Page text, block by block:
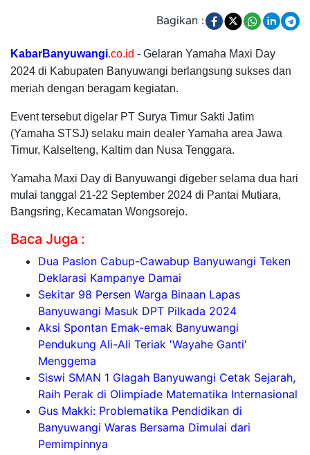
Bagikan :
KabarBanyuwangi.co.id - Gelaran Yamaha Maxi Day
2024 di Kabupaten Banyuwangi berlangsung sukses dan
meriah dengan beragam kegiatan.
Event tersebut digelar PT Surya Timur Sakti Jatim
(Yamaha STSJ) selaku main dealer Yamaha area Jawa
Timur, Kalselteng, Kaltim dan Nusa Tenggara.
Yamaha Maxi Day di Banyuwangi digeber selama dua hari
mulai tanggal 21-22 September 2024 di Pantai Mutiara,
Bangsring, Kecamatan Wongsorejo.
Baca Juga :
Dua Paslon Cabup-Cawabup Banyuwangi Teken
Deklarasi Kampanye Damai
Sekitar 98 Persen Warga Binaan Lapas
Banyuwangi Masuk DPT Pilkada 2024
Aksi Spontan Emak-emak Banyuwangi
Pendukung Ali-Ali Teriak 'Wayahe Ganti'
Menggema
Siswi SMAN 1 Glagah Banyuwangi Cetak Sejarah,
Raih Perak di Olimpiade Matematika Internasional
Gus Makki: Problematika Pendidikan di
Banyuwangi Waras Bersama Dimulai dari
Pemimpinnya